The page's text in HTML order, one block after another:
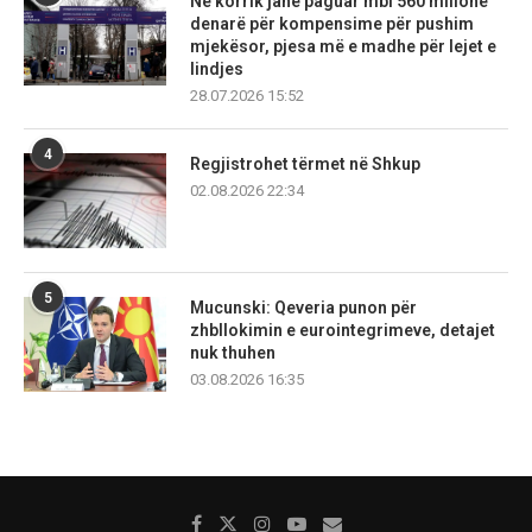
denarë për kompensime për pushim
mjekësor, pjesa më e madhe për lejet e
lindjes
28.07.2026 15:52
4
Regjistrohet tërmet në Shkup
02.08.2026 22:34
5
Mucunski: Qeveria punon për
zhbllokimin e eurointegrimeve, detajet
nuk thuhen
03.08.2026 16:35